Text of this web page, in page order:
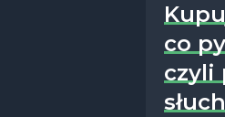
co
czyli